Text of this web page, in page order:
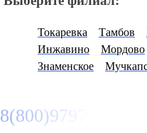
Токаревка Тамбов
Инжавино
Мордово
Знаменское
8(800)9797043